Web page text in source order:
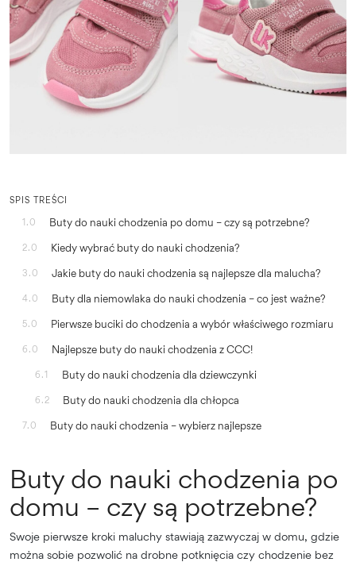
SPIS TREŚCI
1.0
Buty do nauki chodzenia po domu – czy są potrzebne?
2.0 Kiedy wybrać buty do nauki chodzenia?
3.0 Jakie buty do nauki chodzenia są najlepsze dla malucha?
4.0 Buty dla niemowlaka do nauki chodzenia – co jest ważne?
5.0 Pierwsze buciki do chodzenia a wybór właściwego rozmiaru
6.0 Najlepsze buty do nauki chodzenia z CCC!
6.1 Buty do nauki chodzenia dla dziewczynki
6.2 Buty do nauki chodzenia dla chłopca
7.0 Buty do nauki chodzenia – wybierz najlepsze
Buty do nauki chodzenia po
domu – czy są potrzebne?
Swoje pierwsze kroki maluchy stawiają zazwyczaj w domu, gdzie
można sobie pozwolić na drobne potknięcia czy chodzenie bez